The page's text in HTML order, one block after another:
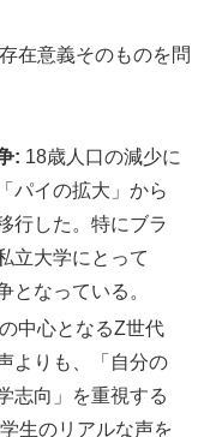
在意義そのものを問
: 18歳人口の減少に
パイの拡大」から
行した。特にブラ
立大学にとって
となっている。
中心となるZ世代
よりも、「自分の
志向」を重視する
生のリアルな声を